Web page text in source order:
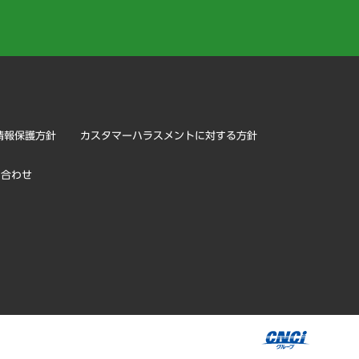
報保護方針 カスタマーハラスメントに対する方針
わせ